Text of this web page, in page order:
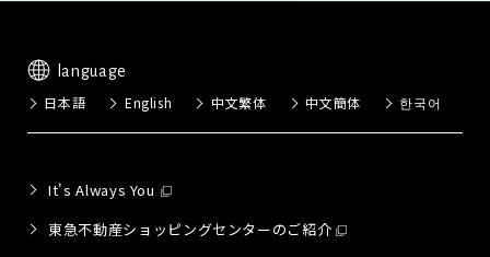
language
日本語 English 中文繁体 中文簡体 한국어
It's Always You
東急不動産ショッピングセンターのご紹介